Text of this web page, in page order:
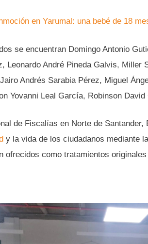
en Yarumal: una bebé de 18
se encuentran Domingo Antonio
Leonardo André Pineda Galvis,
Andrés Sarabia Pérez, Miguel
Yovanni Leal García, Robinson
de Fiscalías en Norte de
y la vida de los ciudadanos mediante
ofrecidos como tratamientos